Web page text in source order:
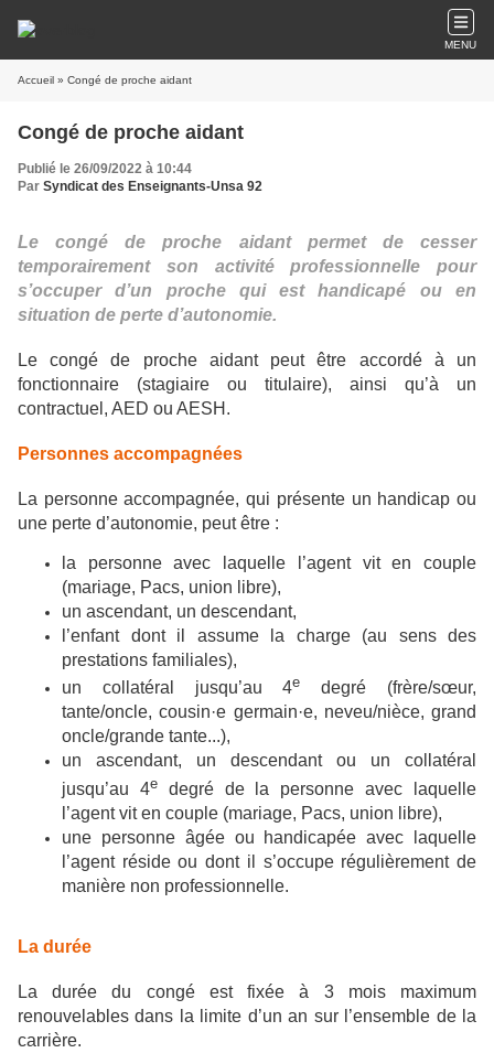
MENU
Accueil » Congé de proche aidant
Congé de proche aidant
Publié le 26/09/2022 à 10:44
Par Syndicat des Enseignants-Unsa 92
Le congé de proche aidant permet de cesser
temporairement son activité professionnelle pour
s’occuper d’un proche qui est handicapé ou en
situation de perte d’autonomie.
Le congé de proche aidant peut être accordé à un
fonctionnaire (stagiaire ou titulaire), ainsi qu’à un
contractuel, AED ou AESH.
Personnes accompagnées
La personne accompagnée, qui présente un handicap ou
une perte d’autonomie, peut être :
la personne avec laquelle l’agent vit en couple
(mariage, Pacs, union libre),
un ascendant, un descendant,
l’enfant dont il assume la charge (au sens des
prestations familiales),
un collatéral jusqu’au 4e degré (frère/sœur,
tante/oncle, cousin·e germain·e, neveu/nièce, grand
oncle/grande tante...),
un ascendant, un descendant ou un collatéral
jusqu’au 4edegré de la personne avec laquelle
l’agent vit en couple (mariage, Pacs, union libre),
une personne âgée ou handicapée avec laquelle
l’agent réside ou dont il s’occupe régulièrement de
manière non professionnelle.
La durée
La durée du congé est fixée à 3 mois maximum
renouvelables dans la limite d’un an sur l’ensemble de la
carrière.